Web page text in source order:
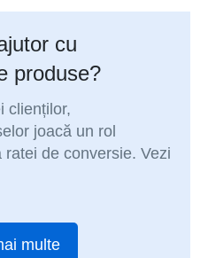
cu
produse?
clienților,
joacă un rol
de conversie. Vezi
multe